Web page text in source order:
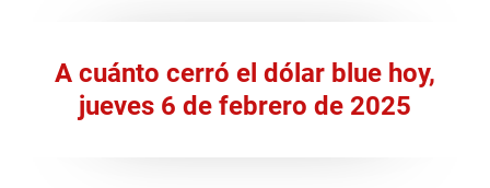
A cuánto cerró el dólar blue hoy,
jueves 6 de febrero de 2025